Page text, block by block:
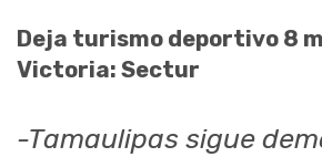
Deja turismo deportivo 8
Victoria: Sectur
-Tamaulipas sigue